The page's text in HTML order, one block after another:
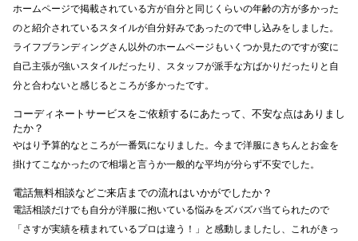
ホームページで掲載されている方が自分と同じくらいの年齢の方が多かった
のと紹介されているスタイルが自分好みであったので申し込みをしました。
ライフブランディングさん以外のホームページもいくつか見たのですが変に
自己主張が強いスタイルだったり、スタッフが派手な方ばかりだったりと自
分と合わないと感じるところが多かったです。
コーディネートサービスをご依頼するにあたって、不安な点はありまし
たか？
やはり予算的なところが一番気になりました。今まで洋服にきちんとお金を
掛けてこなかったので相場と言うか一般的な平均が分らず不安でした。
電話無料相談などご来店までの流れはいかがでしたか？
電話相談だけでも自分が洋服に抱いている悩みをズバズバ当てられたので
「さすが実績を積まれているプロは違う！」と感動しましたし、これがきっ